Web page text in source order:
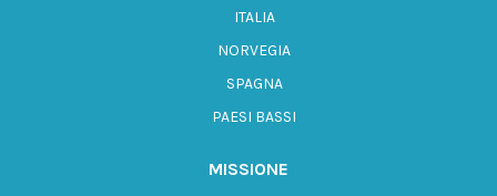
ITALIA
NORVEGIA
SPAGNA
PAESI BASSI
MISSIONE